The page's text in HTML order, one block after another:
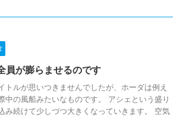
員が膨らませるのです
トルが思いつきませんでしたが、ホーダは例え
中の風船みたいなものです。 アシェという盛り
み続けて少しづつ大きくなっていきます。 空気